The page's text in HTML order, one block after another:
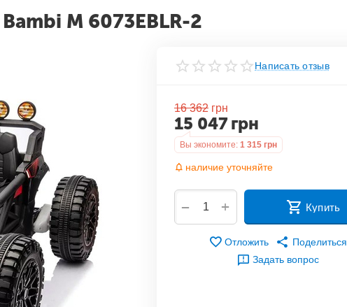
M 6073EBLR-2
Написать отзыв
16 362 грн
15 047 грн
Вы экономите: 1 315 грн
наличие уточняйте
+
− Купить
Отложить
Поделиться
Задать вопрос